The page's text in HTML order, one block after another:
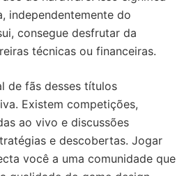
independentemente do
consegue desfrutar da
técnicas ou financeiras.
de fãs desses títulos
Existem competições,
ao vivo e discussões
e descobertas. Jogar
você a uma comunidade que